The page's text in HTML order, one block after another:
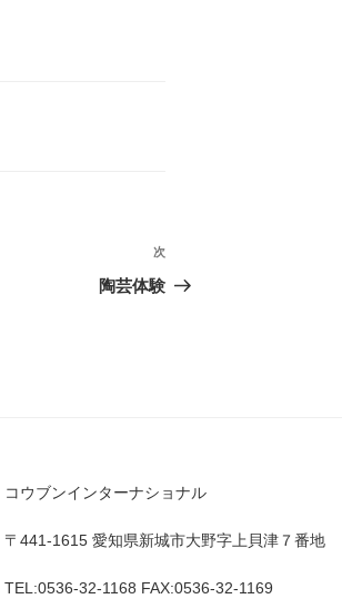
次
の
次
陶芸体験
コウブンインターナショナル
〒441-1615 愛知県新城市大野字上貝津７番地
TEL:0536-32-1168 FAX:0536-32-1169